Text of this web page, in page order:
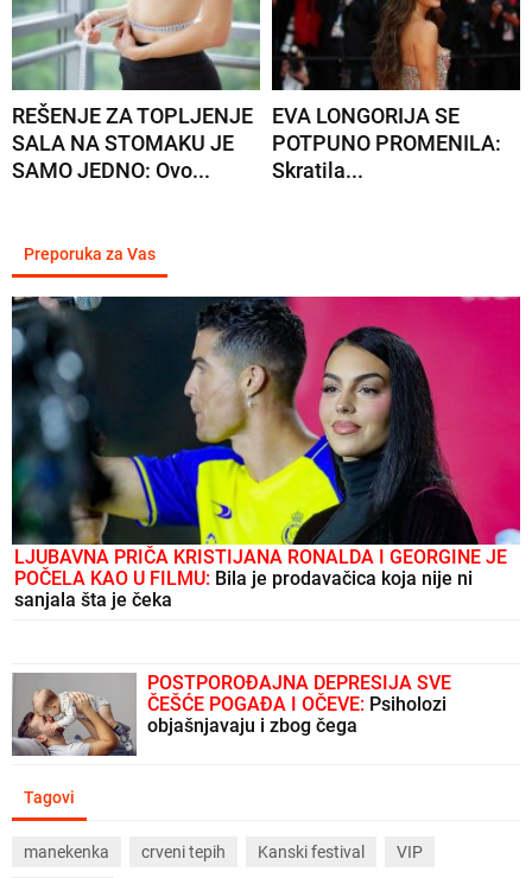
REŠENJE ZA TOPLJENJE
SALA NA STOMAKU JE
SAMO JEDNO: Ovo...
EVA LONGORIJA SE
POTPUNO PROMENILA:
Skratila...
Preporuka za Vas
LJUBAVNA PRIČA KRISTIJANA RONALDA I GEORGINE JE
POČELA KAO U FILMU: Bila je prodavačica koja nije ni
sanjala šta je čeka
POSTPOROĐAJNA DEPRESIJA SVE
ČEŠĆE POGAĐA I OČEVE: Psiholozi
objašnjavaju i zbog čega
Tagovi
manekenka crveni tepih Kanski festival VIP